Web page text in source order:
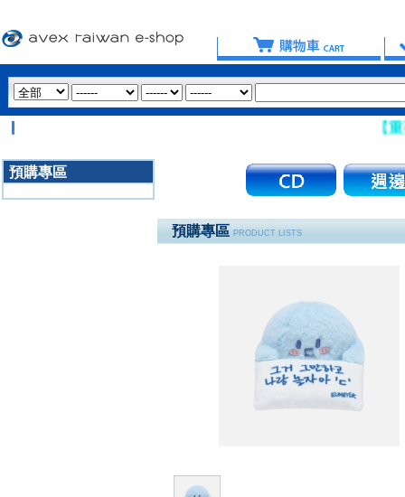
【重要提
預購專區
預購專區 PRODUCT LISTS